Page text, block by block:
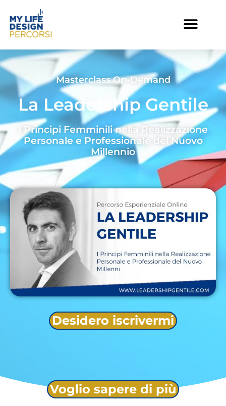
Masterclass On-Demand
La Leadership Gentile
I Principi Femminili nella Realizzazione
Personale e Professionale del Nuovo
Millennio​
Desidero iscrivermi
Voglio sapere di più